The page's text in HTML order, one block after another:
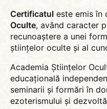
Certificatul este emis în
Oculte, având caracter
recunoaștere a unei
științelor oculte și al
Academia Științelor
educațională
seminarii și formări în
ezoterismului și